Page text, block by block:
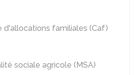
d'allocations familiales (Caf)
sociale agricole (MSA)